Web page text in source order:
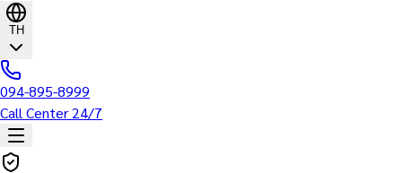
TH
094-895-8999
Call Center 24/7